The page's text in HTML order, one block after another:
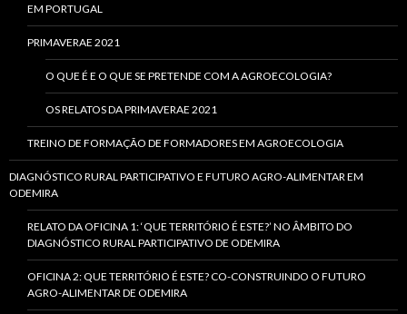
EM PORTUGAL
PRIMAVERAE 2021
O QUE É E O QUE SE PRETENDE COM A AGROECOLOGIA?
OS RELATOS DA PRIMAVERAE 2021
TREINO DE FORMAÇÃO DE FORMADORES EM AGROECOLOGIA
DIAGNÓSTICO RURAL PARTICIPATIVO E FUTURO AGRO-ALIMENTAR EM
ODEMIRA
RELATO DA OFICINA 1: ‘QUE TERRITÓRIO É ESTE?’ NO ÂMBITO DO
DIAGNÓSTICO RURAL PARTICIPATIVO DE ODEMIRA
OFICINA 2: QUE TERRITÓRIO É ESTE? CO-CONSTRUINDO O FUTURO
AGRO-ALIMENTAR DE ODEMIRA